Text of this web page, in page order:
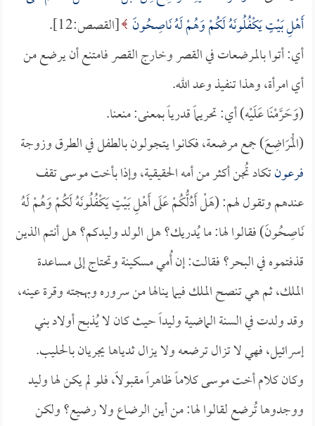
أَهْلِ بَيْتٍ يَكْفُلُونَهُ لَكُمْ وَهُمْ لَهُ نَاصِحُونَ [القصص:12].
أي: أتوا بالمرضعات في القصر وخارج القصر فامتنع أن يرضع من
أي امرأة، وهذا تنفيذ وعد الله.
(وَحَرَّمْنَا عَلَيْه) أي: تحريماً قدرياً بمعنى: منعنا.
(الْمَرَاضِعَ) جمع مرضعة، فكانوا يتجولون بالطفل في الطرق وزوجة
فرعونتكاد تُجن أكثر من أمه الحقيقية، وإذا بأخت موسى تقف
عندهم وتقول لهم: (هَلْ أَدُلُّكُمْ عَلَى أَهْلِ بَيْتٍ يَكْفُلُونَهُ لَكُمْ وَهُمْ لَهُ
نَاصِحُونَ) فقالوا لها: ما يُدريك؟ هل الولد وليدكم؟ هل أنتم الذين
قذفتموه في البحر؟ فقالت: إن أُمي مسكينة وتحتاج إلى مساعدة
الملك، ثم هي تنصح الملك فيما ينالها من سروره وبهجته وقرة عينه،
وقد ولدت في السنة الماضية وليداً حيث كان لا يُذبح أولاد بني
إسرائيل، فهي لا تزال ترضعه ولا يزال ثدياها يجريان بالحليب.
وكان كلام أخت موسى كلاماً ظاهراً مقبولاً، فلو لم يكن لها وليد
ووجدوها تُرضع لقالوا لها: من أين الرضاع ولا رضيع؟ ولكن